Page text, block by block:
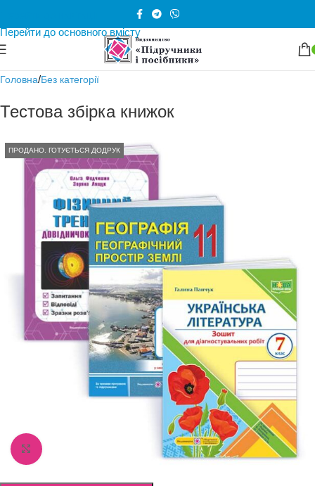
Перейти до основного вмісту
Головна/Без категорії
Тестова збірка книжок
ПРОДАНО. ГОТУЄТЬСЯ ДОДРУК
Збільшити зображення